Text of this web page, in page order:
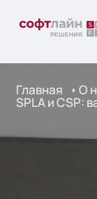
Главная О
SPLA и CSP: